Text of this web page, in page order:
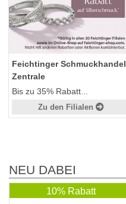
Feichtinger Schmuckhandel
Zentrale
Bis zu 35% Rabatt...
Zu den Filialen
NEU DABEI
10% Rabatt